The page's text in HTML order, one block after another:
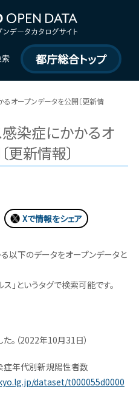
索 都庁総合トップ
オープンデータを公開〔更新情
染症にかかるオ
更新情報〕
Xで情報をシェア
以下のデータをオープンデータと
」というタグで検索可能です。
。（2022年10月31日）
症年代別新規陽性者数
dataset/t000055d0000